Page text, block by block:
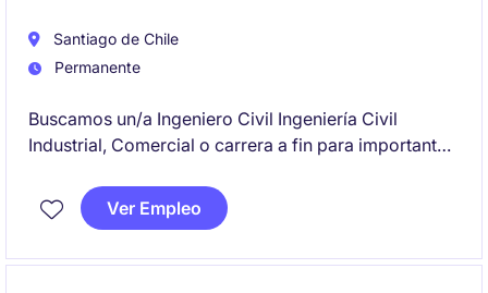
Santiago de Chile
Permanente
Buscamos un/a Ingeniero Civil Ingeniería Civil
Industrial, Comercial o carrera a fin para importante
dispuesto(a) a enfrentar el desafío ser Subgerente de
Abastecimiento especialista en Gestión de categoría.
Ver Empleo